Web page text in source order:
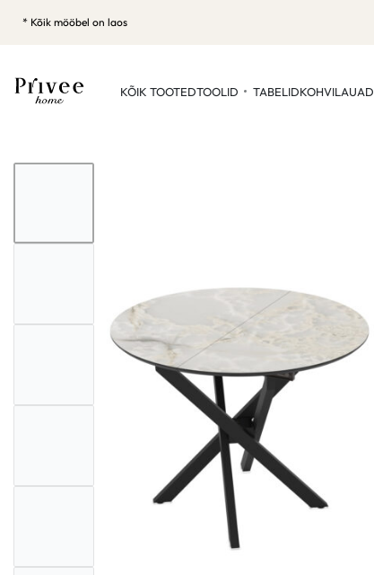
* Kõik mööbel on laos
KÕIK TOOTEDTOOLID TABELIDKOHVILAUAD